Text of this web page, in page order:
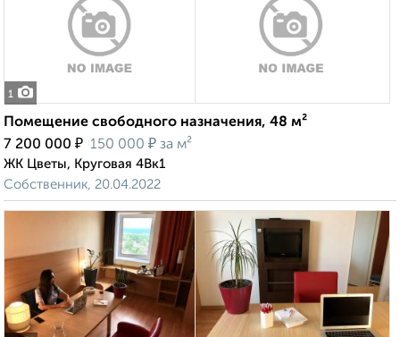
1
Помещение свободного назначения, 48 м²
7 200 000 ₽ 150 000 ₽ за м²
ЖК Цветы, Круговая 4Вк1
Собственник, 20.04.2022